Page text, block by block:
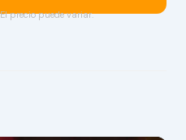
precio puede variar.